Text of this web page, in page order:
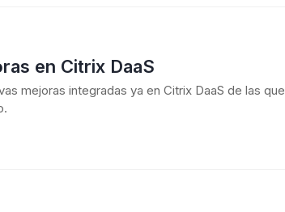
en Citrix DaaS
mejoras integradas ya en Citrix DaaS de las que